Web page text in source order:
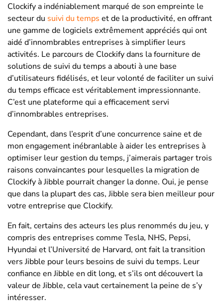
Clockify a indéniablement marqué de son empreinte le
secteur du suivi du temps et de la productivité, en offrant
une gamme de logiciels extrêmement appréciés qui ont
aidé d’innombrables entreprises à simplifier leurs
activités. Le parcours de Clockify dans la fourniture de
solutions de suivi du temps a abouti à une base
d’utilisateurs fidélisés, et leur volonté de faciliter un suivi
du temps efficace est véritablement impressionnante.
C’est une plateforme qui a efficacement servi
d’innombrables entreprises.
Cependant, dans l’esprit d’une concurrence saine et de
mon engagement inébranlable à aider les entreprises à
optimiser leur gestion du temps, j’aimerais partager trois
raisons convaincantes pour lesquelles la migration de
Clockify à Jibble pourrait changer la donne. Oui, je pense
que dans la plupart des cas, Jibble sera bien meilleur pour
votre entreprise que Clockify.
En fait, certains des acteurs les plus renommés du jeu, y
compris des entreprises comme Tesla, NHS, Pepsi,
Hyundai et l’Université de Harvard, ont fait la transition
vers Jibble pour leurs besoins de suivi du temps. Leur
confiance en Jibble en dit long, et s’ils ont découvert la
valeur de Jibble, cela vaut certainement la peine de s’y
intéresser.